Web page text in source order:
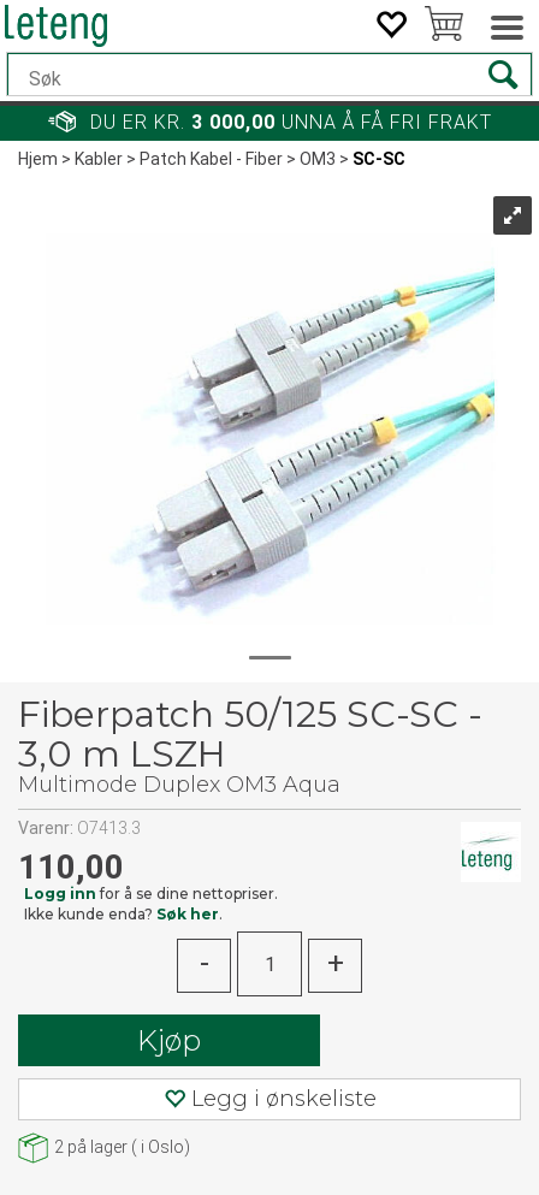
DU ER KR. 3 000,00 UNNA Å FÅ FRI FRAKT
Hjem>Kabler>Patch Kabel - Fiber>OM3>SC-SC
Fiberpatch 50/125 SC-SC -
3,0 m LSZH
Multimode Duplex OM3 Aqua
Varenr: O7413.3
110,00
Logg inn for å se dine nettopriser.
Ikke kunde enda? Søk her.
- +
Kjøp
Legg i ønskeliste
2 på lager ( i Oslo)